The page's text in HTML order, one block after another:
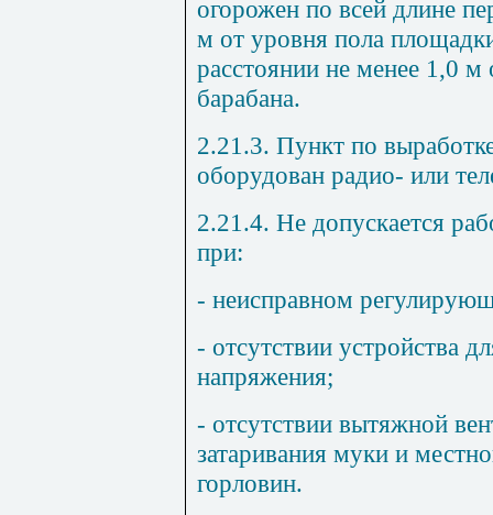
огорожен по всей длине
м от уровня пола
расстоянии не менее 1,0 м
барабана.
2.21.3. Пункт по
оборудован радио- или
2.21.4. Не допускается
при:
- неисправном
- отсутствии устройства
напряжения;
- отсутствии вытяжной
затаривания муки и
горловин.